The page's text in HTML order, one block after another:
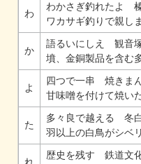
わ
わかさぎ釣れたよ
ワカサギ釣りで親し
か
語るいにしえ 観音
墳、金銅製品を含む
よ
四つで一串 焼きま
甘味噌を付けて焼い
た
多々良で越える 冬
羽以上の白鳥がシベ
歴史を残す 鉄道文